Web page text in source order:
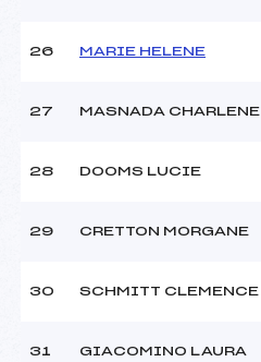
26 MARIE HELENE
27 MASNADA CHARLENE
28 DOOMS LUCIE
29 CRETTON MORGANE
30 SCHMITT CLEMENCE
31 GIACOMINO LAURA